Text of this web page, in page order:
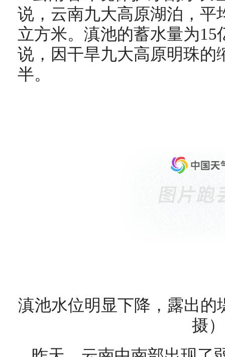
说，云南九大高原湖泊，平
立方米。滇池的蓄水量为
说，因干旱九大高原明珠的
半。
滇池水位明显下降，露出的
摄）